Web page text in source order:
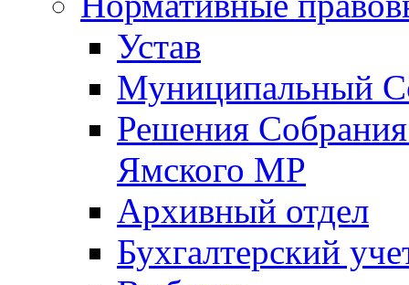
Устав
Муниципальный
Решения
Ямского МР
Архивный отдел
Бухгалтерский